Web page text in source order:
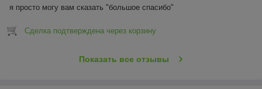
я просто могу вам сказать "большое спасибо"
Сделка подтверждена через корзину
Показать все отзывы